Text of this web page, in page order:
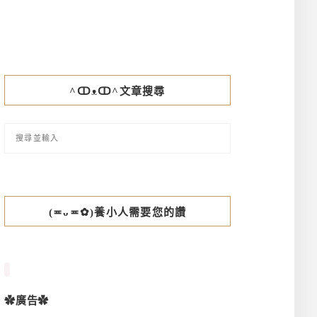
^ↀᴥↀ^文章搜尋
(≖ᴗ≖✿)養小人需要您的讚
✿廣告✿